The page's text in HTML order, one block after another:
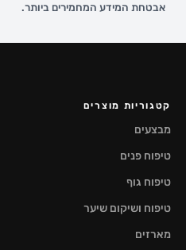
אבטחת המידע המחמירים ביותר.
קטגוריות מוצרים
מבצעים
טיפוח פנים
טיפוח גוף
טיפוח ושיקום שיער
מארזים